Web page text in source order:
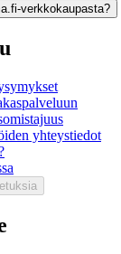
verkkokaupasta?
yhteystiedot